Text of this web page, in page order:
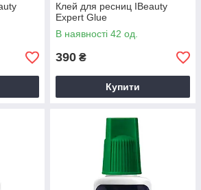
Клей для ресниц IBeauty
Expert Glue
В наявності 42 од.
390 ₴
Купити